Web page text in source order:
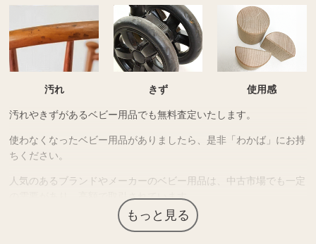
汚れ きず 使用感
汚れやきずがあるベビー用品でも無料査定いたします。
使わなくなったベビー用品がありましたら、是非「わかば」にお持
ちください。
人気のあるブランドやメーカーのベビー用品は、中古市場でも一定
の需要があり、高額で取引されています。
もっと見る